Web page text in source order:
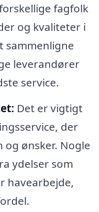
fagfolk
og kvaliteter i
sammenligne
leverandører
service.
Det er vigtigt
der
og ønsker. Nogle
ydelser som
havearbejde,